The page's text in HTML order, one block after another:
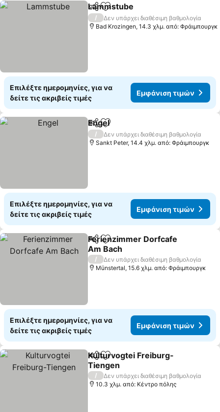
Κοινοποίηση
Προσθήκη στα αγαπημένα
Lammstube
/
Δεν υπάρχει διαθέσιμη βαθμολογία
Bad Krozingen, 14.3 χλμ. από: Φράιμπουργκ
Επιλέξτε ημερομηνίες, για να
δείτε τις ακριβείς τιμές
Εμφάνιση τιμών
Κοινοποίηση
Προσθήκη στα αγαπημένα
Engel
/
Δεν υπάρχει διαθέσιμη βαθμολογία
Sankt Peter, 14.4 χλμ. από: Φράιμπουργκ
Επιλέξτε ημερομηνίες, για να
δείτε τις ακριβείς τιμές
Εμφάνιση τιμών
Κοινοποίηση
Προσθήκη στα αγαπημένα
Ferienzimmer Dorfcafe
Am Bach
/
Δεν υπάρχει διαθέσιμη βαθμολογία
Münstertal, 15.6 χλμ. από: Φράιμπουργκ
Επιλέξτε ημερομηνίες, για να
δείτε τις ακριβείς τιμές
Εμφάνιση τιμών
Κοινοποίηση
Προσθήκη στα αγαπημένα
Kulturvogtei Freiburg-
Tiengen
/
Δεν υπάρχει διαθέσιμη βαθμολογία
10.3 χλμ. από: Κέντρο πόλης